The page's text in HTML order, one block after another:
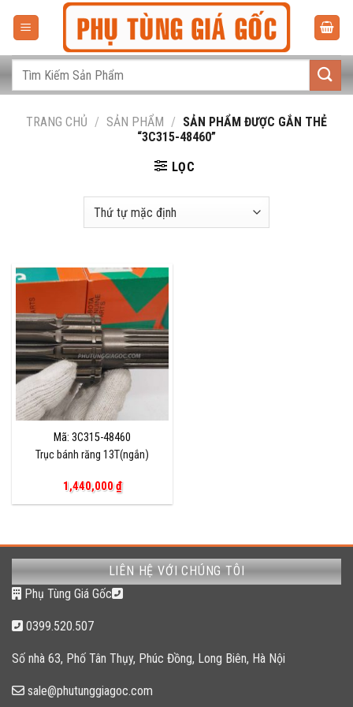
dungTìm
TRANG CHỦ / SẢN PHẨM / SẢN PHẨM ĐƯỢC GẮN THẺ
“3C315-48460”
LỌC
Mã: 3C315-48460
Trục bánh răng 13T(ngắn)
1,440,000₫
LIÊN HỆ VỚI CHÚNG TÔI
Phụ Tùng Giá Gốc
0399.520.507
Số nhà 63, Phố Tân Thụy, Phúc Đồng, Long Biên, Hà Nội
sale@phutunggiagoc.com